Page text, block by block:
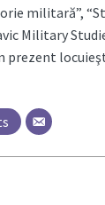
militară”,
Military
prezent